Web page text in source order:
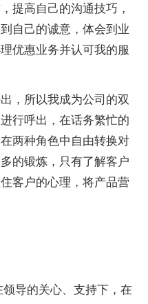
提高自己的沟通技巧，
自己的诚意，体会到业
优惠业务并认可我的服
所以我成为公司的双
行呼出，在话务繁忙的
两种角色中自由转换对
的锻炼，只有了解客户
客户的心理，将产品营
导的关心、支持下，在